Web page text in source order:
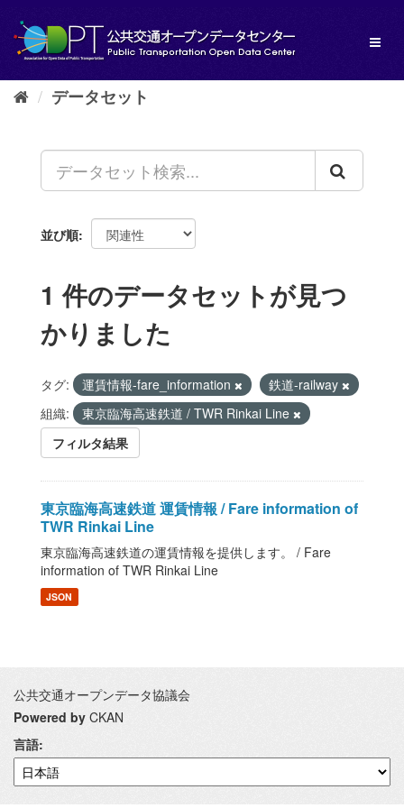
し
データセット
並び順
1 件のデータセットが見つ
かりました
タグ: 運賃情報-fare_information
鉄道-railway
組織:
東京臨海高速鉄道 / TWR Rinkai Line
フィルタ結果
東京臨海高速鉄道 運賃情報 / Fare information of
TWR Rinkai Line
東京臨海高速鉄道の運賃情報を提供します。 / Fare
information of TWR Rinkai Line
JSON
公共交通オープンデータ協議会
Powered by CKAN
言語